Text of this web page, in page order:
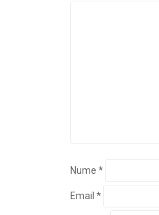
Nume *
Email *